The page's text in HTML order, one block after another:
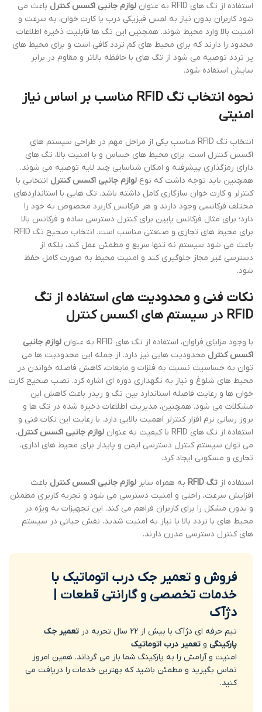
استفاده از تگ های RFID به عنوان لوازم جانبی اکسس کنترل باعث می
شود کاربران بدون نیاز به لمس فیزیکی درب یا کارت خوان، به سرعت و
امنیت بالا وارد محیط شوند. همچنین این تگ ها قابلیت ذخیره اطلاعات
محدود را دارند که برای محیط های کم تردد کافی است و برای محیط های
پر تردد توصیه می شود از تگ های با حافظه بالاتر و مقاوم در برابر
سایش استفاده شود.
نحوه انتخاب تگ RFID مناسب بر اساس نیاز
امنیتی
انتخاب تگ RFID مناسب یکی از مراحل مهم در طراحی سیستم های
اکسس کنترل است. برای محیط های حساس و با امنیت بالا، تگ های
دارای رمزگذاری پیشرفته و امکان شناسایی چند لایه توصیه می شوند.
همچنین باید توجه داشت که نوع لوازم جانبی اکسس کنترل انتخابی با
کنترلر و کارت خوان سازگاری کامل داشته باشد. تگ هایی با استانداردهای
مختلف فرکانسی وجود دارند و هر فرکانس کاربرد مخصوص به خود را
دارد؛ برای مثال فرکانس پایین برای کنترل دسترسی ساده و فرکانس بالا
برای محیط های تجاری و صنعتی مناسب است. انتخاب صحیح تگ RFID
باعث می شود سیستم نه تنها سریع و مطمئن عمل کند، بلکه از
دسترسی غیر مجاز جلوگیری کند و امنیت محیط به صورت کامل حفظ
شود.
نکات فنی و محدودیت های استفاده از تگ
RFID در سیستم های اکسس کنترل
با وجود مزایای فراوان، استفاده از تگ های RFID به عنوان
لوازم جانبی
اکسس کنترل محدودیت هایی نیز دارد. از جمله این محدودیت ها می
توان به حساسیت نسبت به فلزات و مایعات، کاهش فاصله خواندن در
محیط های شلوغ و نیاز به نگهداری دوره ای اشاره کرد. نصب صحیح کارت
خوان ها و رعایت فاصله استاندارد بین تگ و ریدر باعث کاهش این
مشکلات می شود. همچنین، مدیریت اطلاعات ذخیره شده در تگ ها و
بروز رسانی نرم افزار کنترلر اهمیت بالایی دارد. با رعایت این نکات فنی و
استفاده از تگ های RFID با کیفیت به عنوان
لوازم جانبی اکسس کنترل،
می توان سیستم کنترل دسترسی ایمن و پایدار برای محیط های اداری،
تجاری و مسکونی ایجاد کرد.
استفاده از تگ RFID به همراه سایر لوازم جانبی اکسس کنترل باعث
افزایش سرعت، راحتی و امنیت دسترسی می شود و تجربه کاربری مطمئن
و بدون مشکل را برای کاربران فراهم می کند. این تجهیزات به ویژه در
محیط های با تردد بالا یا نیاز به امنیت شدید، نقش حیاتی در سیستم
های کنترل دسترسی مدرن دارند.
فروش و تعمیر جک درب اتوماتیک با
خدمات تخصصی و گارانتی قطعات |
دژآک
تیم حرفه ای دژآک با بیش از 22 سال تجربه در
تعمیر جک
پارکینگی و تعمیر درب اتوماتیک
امنیت و آرامش را به پارکینگ شما باز می گرداند. همین امروز
تماس بگیرید و مطمئن باشید که بهترین خدمات را دریافت می
کنید.